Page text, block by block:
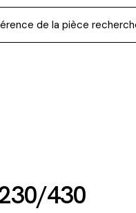
430